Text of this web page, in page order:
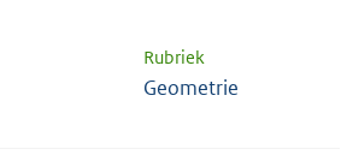
Rubriek
Geometrie